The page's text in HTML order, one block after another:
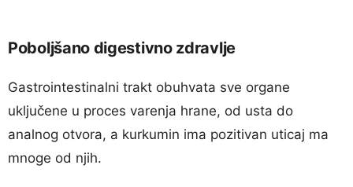
Poboljšano digestivno zdravlje
Gastrointestinalni trakt obuhvata sve organe
uključene u proces varenja hrane, od usta do
analnog otvora, a kurkumin ima pozitivan uticaj ma
mnoge od njih.